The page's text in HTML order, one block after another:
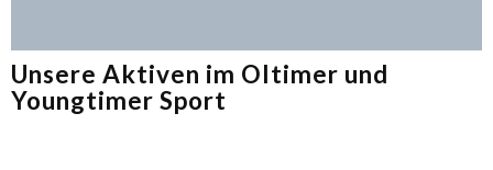
Unsere Aktiven im Oltimer und
Youngtimer Sport